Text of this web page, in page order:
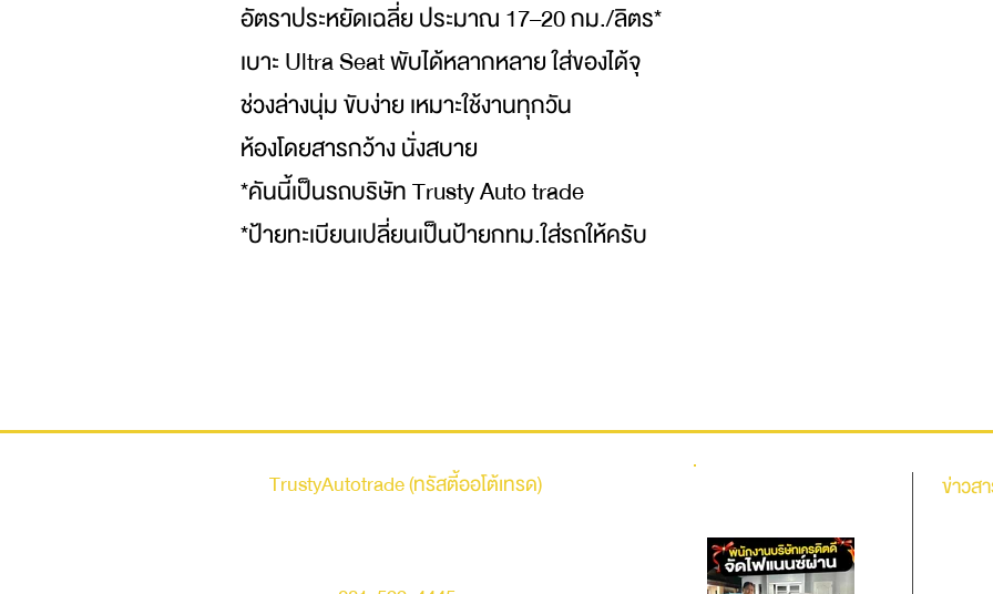
อัตราประหยัดเฉลี่ย ประมาณ 17–20 กม./ลิตร*
เบาะ Ultra Seat พับได้หลากหลาย ใส่ของได้จุ
ช่วงล่างนุ่ม ขับง่าย เหมาะใช้งานทุกวัน
ห้องโดยสารกว้าง นั่งสบาย
*คันนี้เป็นรถบริษัท Trusty Auto trade
*ป้ายทะเบียนเปลี่ยนเป็นป้ายกทม.ใส่รถให้ครับ
TrustyAutotrade (ทรัสตี้ออโต้เทรด) ข่าวส